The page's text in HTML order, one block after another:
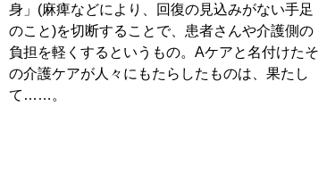
身」(麻痺などにより、回復の見込みがない手足
のこと)を切断することで、患者さんや介護側の
負担を軽くするというもの。Aケアと名付けたそ
の介護ケアが人々にもたらしたものは、果たし
て……。